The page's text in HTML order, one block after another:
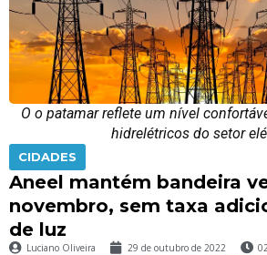
O o patamar reflete um nível
hidrelétricos do setor
CIDADES
Aneel mantém bandeira
novembro, sem taxa
de luz
Luciano Oliveira 29 de outubro de 2022